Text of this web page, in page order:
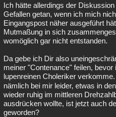
Ich hätte allerdings der
Gefallen getan, wenn ich mich
Eingangspost näher ausgeführt
Mutmaßung in sich
womöglich gar nicht entstanden.
Da gebe ich Dir also
meiner "Contenance" feilen,
lupenreinen Choleriker verkomme.
nämlich bei mir leider, etwas in
wieder ruhig im mittleren
ausdrücken wollte, ist jetzt auch
geworden?